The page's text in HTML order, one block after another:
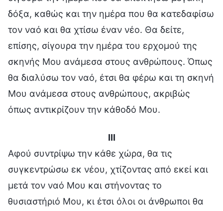
δόξα, καθώς και την ημέρα που θα κατεδαφίσω
τον ναό και θα χτίσω έναν νέο. Θα δείτε,
επίσης, σίγουρα την ημέρα του ερχομού της
σκηνής Μου ανάμεσα στους ανθρώπους. Όπως
θα διαλύσω τον ναό, έτσι θα φέρω και τη σκηνή
Μου ανάμεσα στους ανθρώπους, ακριβώς
όπως αντικρίζουν την κάθοδό Μου.
III
Αφού συντρίψω την κάθε χώρα, θα τις
συγκεντρώσω εκ νέου, χτίζοντας από εκεί και
μετά τον ναό Μου και στήνοντας το
θυσιαστήριό Μου, κι έτσι όλοι οι άνθρωποι θα